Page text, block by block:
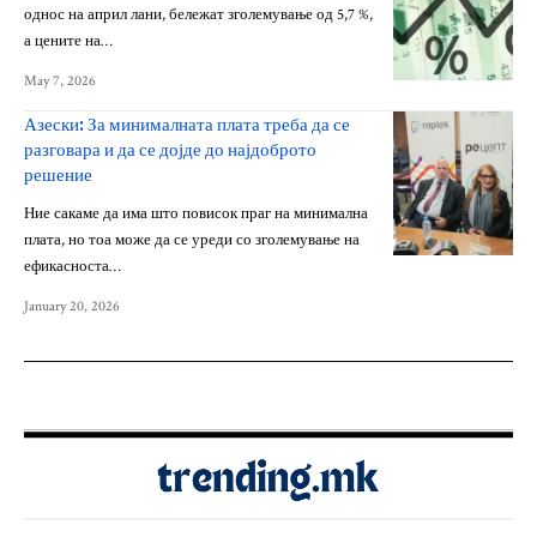
однос на април лани, бележат зголемување од 5,7 %,
а цените на…
May 7, 2026
Азески: За минималната плата треба да се
разговара и да се дојде до најдоброто
решение
Ние сакаме да има што повисок праг на минимална
плата, но тоа може да се уреди со зголемување на
ефикасноста…
January 20, 2026